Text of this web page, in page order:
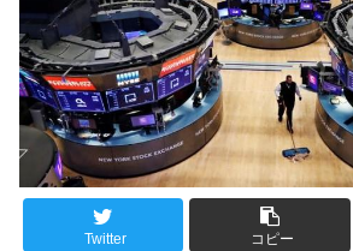
Twitter コピー